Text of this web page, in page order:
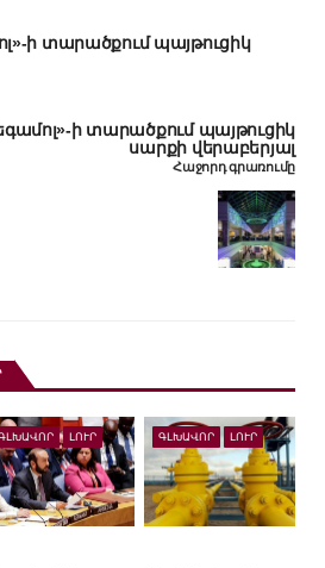
ի տարածքում պայթուցիկ
ի տարածքում պայթուցիկ
սարքի վերաբերյալ
Հաջորդ գրառումը
ԼՈՒՐ ԳԼԽԱՎՈՐ ԼՈՒՐ